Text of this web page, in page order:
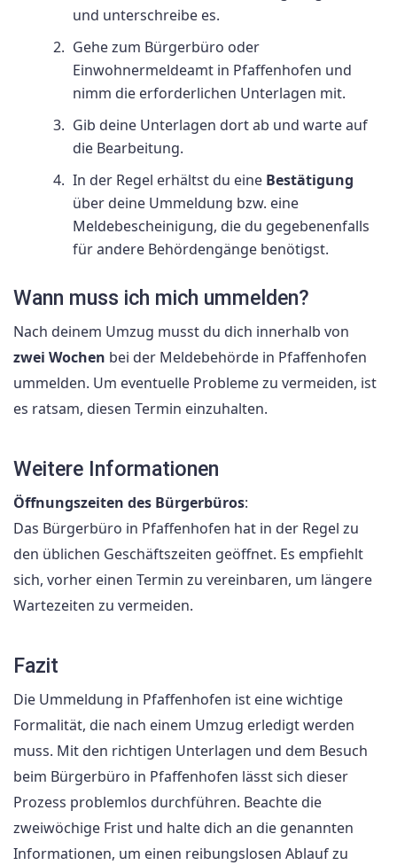
und unterschreibe es.
Gehe zum Bürgerbüro oder
Einwohnermeldeamt in Pfaffenhofen und
nimm die erforderlichen Unterlagen mit.
Gib deine Unterlagen dort ab und warte auf
die Bearbeitung.
In der Regel erhältst du eine Bestätigung
über deine Ummeldung bzw. eine
Meldebescheinigung, die du gegebenenfalls
für andere Behördengänge benötigst.
Wann muss ich mich ummelden?
Nach deinem Umzug musst du dich innerhalb von
zwei Wochen bei der Meldebehörde in Pfaffenhofen
ummelden. Um eventuelle Probleme zu vermeiden, ist
es ratsam, diesen Termin einzuhalten.
Weitere Informationen
Öffnungszeiten des Bürgerbüros:
Das Bürgerbüro in Pfaffenhofen hat in der Regel zu
den üblichen Geschäftszeiten geöffnet. Es empfiehlt
sich, vorher einen Termin zu vereinbaren, um längere
Wartezeiten zu vermeiden.
Fazit
Die Ummeldung in Pfaffenhofen ist eine wichtige
Formalität, die nach einem Umzug erledigt werden
muss. Mit den richtigen Unterlagen und dem Besuch
beim Bürgerbüro in Pfaffenhofen lässt sich dieser
Prozess problemlos durchführen. Beachte die
zweiwöchige Frist und halte dich an die genannten
Informationen, um einen reibungslosen Ablauf zu